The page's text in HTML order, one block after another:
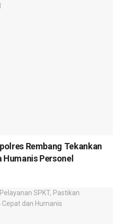
Rembang Tekankan
Personel